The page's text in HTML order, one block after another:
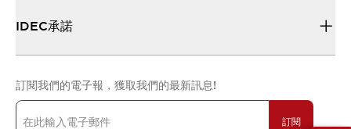
IDEC承諾
訂閱我們的電子報，獲取我們的最新訊息!
訂閱